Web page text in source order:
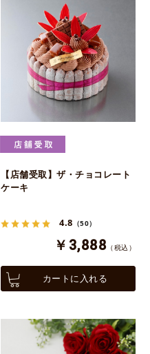
【店舗受取】ザ・チョコレート
ケーキ
4.8 （50）
￥3,888 （税込）
カートに入れる